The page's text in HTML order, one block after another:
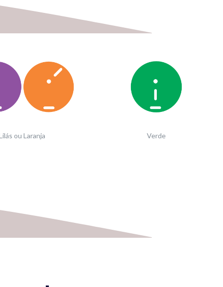
ou Laranja Verde